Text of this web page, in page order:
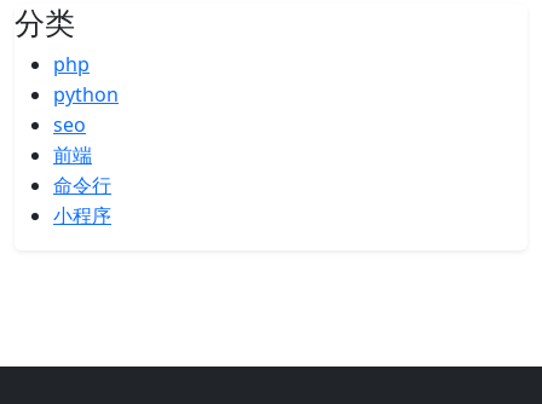
分类
php
python
seo
前端
命令行
小程序